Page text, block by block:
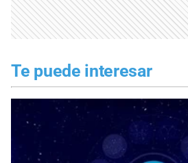
Te puede interesar